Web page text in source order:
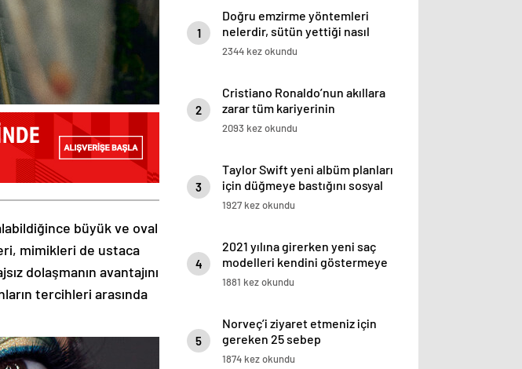
büyük ve oval
mimikleri de ustaca
dolaşmanın avantajını
tercihleri arasında
1
Doğru emzirme yöntemleri
nelerdir, sütün yettiği nasıl
anlaşılır?
2344 kez okundu
2
Cristiano Ronaldo’nun akıllara
zarar tüm kariyerinin
istatistiğini çıkardık !
2093 kez okundu
3
Taylor Swift yeni albüm planları
için düğmeye bastığını sosyal
medyadan duyurdu!
1927 kez okundu
4
2021 yılına girerken yeni saç
modelleri kendini göstermeye
başladı.
1881 kez okundu
5
Norveç’i ziyaret etmeniz için
gereken 25 sebep
1874 kez okundu